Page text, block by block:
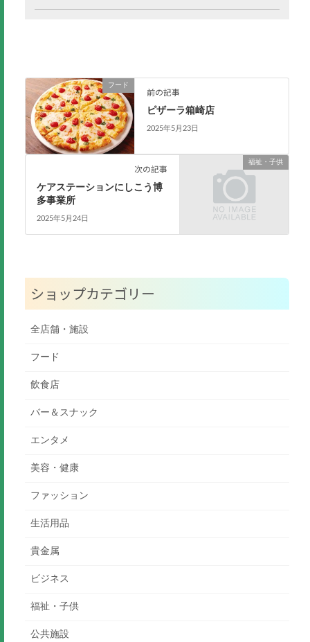
フード
前の記事
ピザーラ箱崎店
2025年5月23日
福祉・子供
次の記事
ケアステーションにしこう博
多事業所
2025年5月24日
ショップカテゴリー
全店舗・施設
フード
飲食店
バー＆スナック
エンタメ
美容・健康
ファッション
生活用品
貴金属
ビジネス
福祉・子供
公共施設